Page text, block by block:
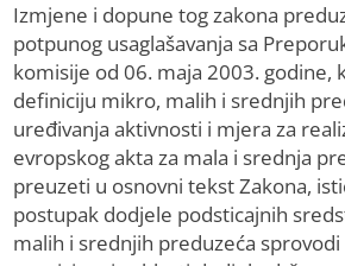
Izmjene i dopune tog zakona
potpunog usaglašavanja sa
komisije od 06. maja 2003. godine,
definiciju mikro, malih i srednjih
uređivanja aktivnosti i mjera za
evropskog akta za mala i srednja
preuzeti u osnovni tekst Zakona,
postupak dodjele podsticajnih
malih i srednjih preduzeća sprovodi